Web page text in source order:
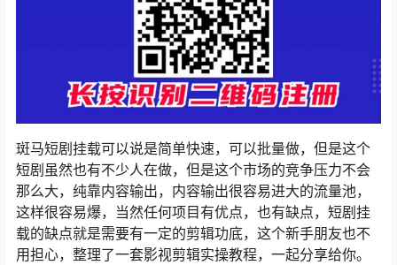
斑马短剧挂载可以说是简单快速，可以批量做，但是这个
短剧虽然也有不少人在做，但是这个市场的竞争压力不会
那么大，纯靠内容输出，内容输出很容易进大的流量池，
这样很容易爆，当然任何项目有优点，也有缺点，短剧挂
载的缺点就是需要有一定的剪辑功底，这个新手朋友也不
用担心，整理了一套影视剪辑实操教程，一起分享给你。